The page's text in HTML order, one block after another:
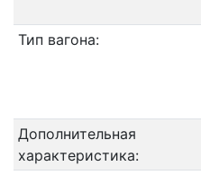
Тип вагона:
Дополнительная
характеристика: